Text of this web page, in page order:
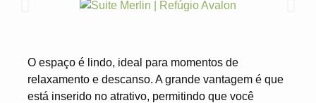
O espaço é lindo, ideal para momentos de
relaxamento e descanso. A grande vantagem é que
está inserido no atrativo, permitindo que você